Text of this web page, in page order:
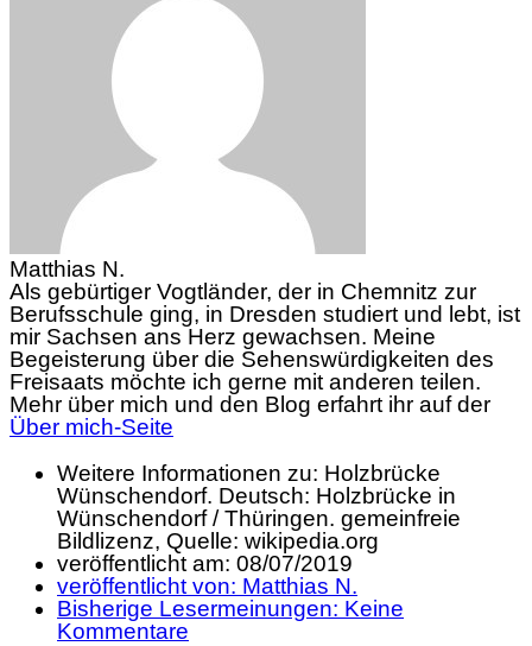
Matthias N.
Als gebürtiger Vogtländer, der in Chemnitz zur
Berufsschule ging, in Dresden studiert und lebt, ist
mir Sachsen ans Herz gewachsen. Meine
Begeisterung über die Sehenswürdigkeiten des
Freisaats möchte ich gerne mit anderen teilen.
Mehr über mich und den Blog erfahrt ihr auf der
Über mich-Seite
Weitere Informationen zu: Holzbrücke
Wünschendorf. Deutsch: Holzbrücke in
Wünschendorf / Thüringen. gemeinfreie
Bildlizenz, Quelle: wikipedia.org
veröffentlicht am: 08/07/2019
veröffentlicht von: Matthias N.
Bisherige Lesermeinungen: Keine
Kommentare